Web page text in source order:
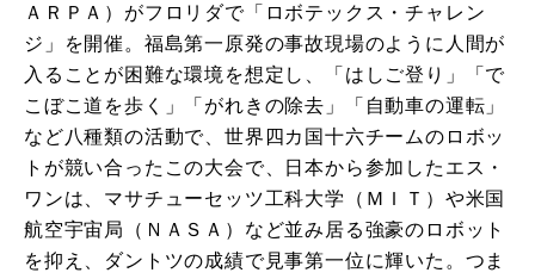
ＡＲＰＡ）がフロリダで「ロボテックス・チャレン
ジ」を開催。福島第一原発の事故現場のように人間が
入ることが困難な環境を想定し、「はしご登り」「で
こぼこ道を歩く」「がれきの除去」「自動車の運転」
など八種類の活動で、世界四カ国十六チームのロボッ
トが競い合ったこの大会で、日本から参加したエス・
ワンは、マサチューセッツ工科大学（ＭＩＴ）や米国
航空宇宙局（ＮＡＳＡ）など並み居る強豪のロボット
を抑え、ダントツの成績で見事第一位に輝いた。つま